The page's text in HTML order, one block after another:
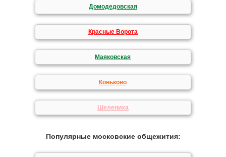
Домодедовская
Красные Ворота
Маяковская
Коньково
Шелепиха
Популярные московские общежития: